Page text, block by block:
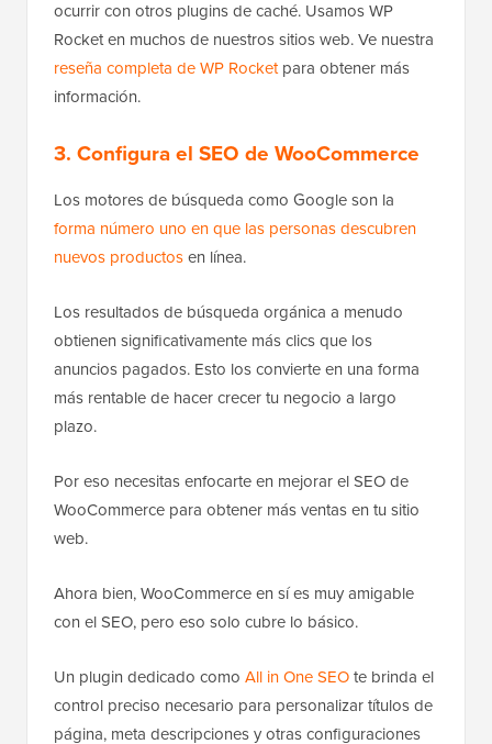
ocurrir con otros plugins de caché. Usamos WP
Rocket en muchos de nuestros sitios web. Ve nuestra
reseña completa de WP Rocketpara obtener más
información.
3. Configura el SEO de WooCommerce
Los motores de búsqueda como Google son la
forma número uno en que las personas descubren
nuevos productosen línea.
Los resultados de búsqueda orgánica a menudo
obtienen significativamente más clics que los
anuncios pagados. Esto los convierte en una forma
más rentable de hacer crecer tu negocio a largo
plazo.
Por eso necesitas enfocarte en mejorar el SEO de
WooCommerce para obtener más ventas en tu sitio
web.
Ahora bien, WooCommerce en sí es muy amigable
con el SEO, pero eso solo cubre lo básico.
Un plugin dedicado como All in One SEOte brinda el
control preciso necesario para personalizar títulos de
página, meta descripciones y otras configuraciones